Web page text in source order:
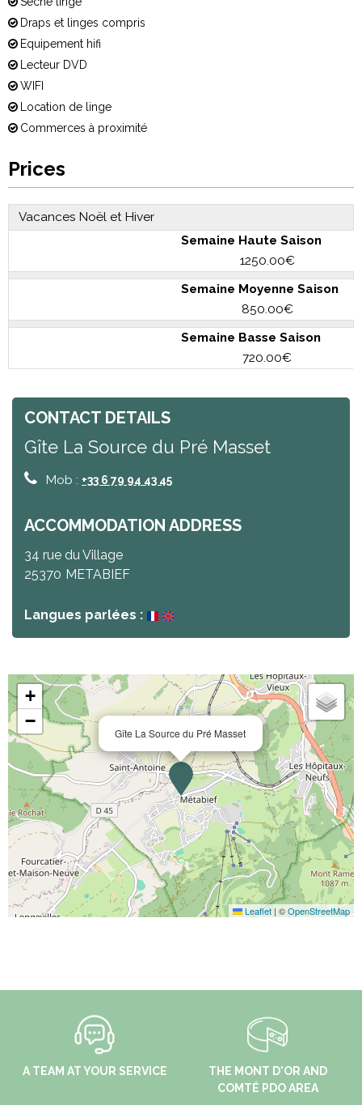
Draps et linges compris
Equipement hifi
Lecteur DVD
WIFI
Location de linge
Commerces à proximité
Prices
Vacances Noël et Hiver
Semaine Haute Saison
1250.00€
Semaine Moyenne Saison
850.00€
Semaine Basse Saison
720.00€
CONTACT DETAILS
Gîte La Source du Pré Masset
Mob : +33 6 79 94 43 45
ACCOMMODATION ADDRESS
34 rue du Village
25370 METABIEF
Langues parlées :
Gîte La Source du Pré Masset
+
−
Leaflet | ©OpenStreetMap
A TEAM AT YOUR SERVICE
THE MONT D'OR AND
COMTÉ PDO AREA